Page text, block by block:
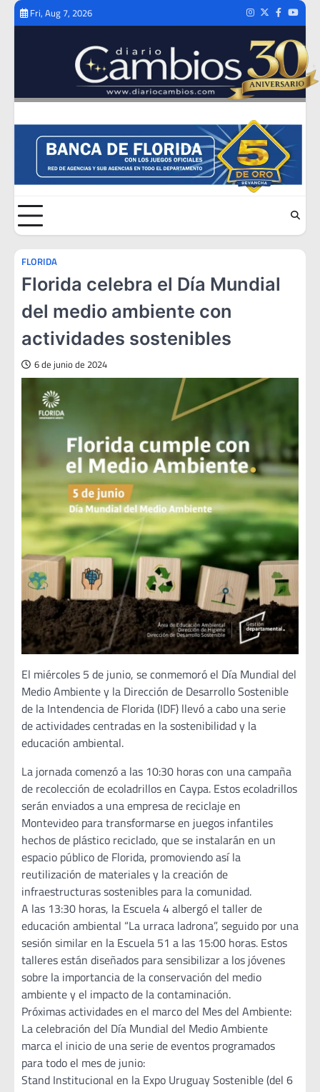
Skip
Fri, Aug 7, 2026 Instagram
TwitterFacebook
FLORIDA
Florida celebra el Día Mundial
del medio ambiente con
actividades sostenibles
6 de junio de 2024
El miércoles 5 de junio, se conmemoró el Día Mundial del
Medio Ambiente y la Dirección de Desarrollo Sostenible
de la Intendencia de Florida (IDF) llevó a cabo una serie
de actividades centradas en la sostenibilidad y la
educación ambiental.
La jornada comenzó a las 10:30 horas con una campaña
de recolección de ecoladrillos en Caypa. Estos ecoladrillos
serán enviados a una empresa de reciclaje en
Montevideo para transformarse en juegos infantiles
hechos de plástico reciclado, que se instalarán en un
espacio público de Florida, promoviendo así la
reutilización de materiales y la creación de
infraestructuras sostenibles para la comunidad.
A las 13:30 horas, la Escuela 4 albergó el taller de
educación ambiental “La urraca ladrona”, seguido por una
sesión similar en la Escuela 51 a las 15:00 horas. Estos
talleres están diseñados para sensibilizar a los jóvenes
sobre la importancia de la conservación del medio
ambiente y el impacto de la contaminación.
Próximas actividades en el marco del Mes del Ambiente:
La celebración del Día Mundial del Medio Ambiente
marca el inicio de una serie de eventos programados
para todo el mes de junio:
Stand Institucional en la Expo Uruguay Sostenible (del 6